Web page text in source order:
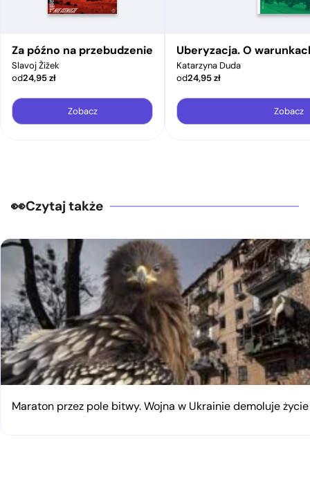
Za późno na przebudzenie
Slavoj Žižek
od24,95zł
Zobacz
Uberyzacja. O
Katarzyna Duda
od24,95zł
Zobacz
Czytaj także
Maraton przez pole bitwy. Wojna w Ukrainie demoluje